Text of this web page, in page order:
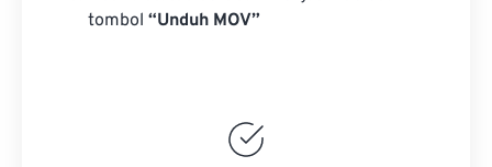
tombol “Unduh MOV”